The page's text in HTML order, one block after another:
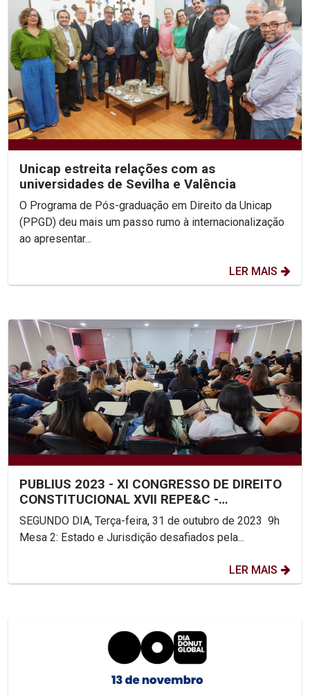
Unicap estreita relações com as
universidades de Sevilha e Valência
O Programa de Pós-graduação em Direito da Unicap
(PPGD) deu mais um passo rumo à internacionalização
ao apresentar...
LER MAIS
PUBLIUS 2023 - XI CONGRESSO DE DIREITO
CONSTITUCIONAL XVII REPE&C -
ENCONTRO DA REDE DE PESQUISA...
SEGUNDO DIA, Terça-feira, 31 de outubro de 2023 9h
Mesa 2: Estado e Jurisdição desafiados pela...
LER MAIS